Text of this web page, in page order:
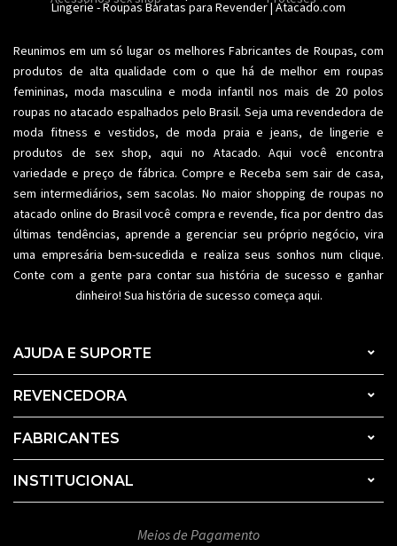
Plus size Acessórios femininos
Lingerie-Roupas Baratas para Revender| Atacado.com
Reunimos em um só lugar os melhoresFabricantes de Roupas, com
produtos de alta qualidade com o que há de melhor em roupas
femininas, moda masculina e moda infantil nos mais de 20 polos
roupas no atacado espalhados pelo Brasil. Seja uma revendedora de
moda fitness e vestidos, de moda praia e jeans, de lingerie e
produtos de sex shop, aqui no Atacado. Aqui você encontra
variedade e preço de fábrica. Compre e Receba sem sair de casa,
sem intermediários, sem sacolas. No maior shopping de roupas no
atacado online do Brasil você compra e revende, fica por dentro das
últimas tendências, aprende a gerenciar seu próprio negócio, vira
uma empresária bem-sucedida e realiza seus sonhos num clique.
Conte com a gente para contar sua história de sucesso e ganhar
dinheiro! Sua história de sucesso começa aqui.
AJUDA E SUPORTE
REVENCEDORA
FABRICANTES
INSTITUCIONAL
Meios de Pagamento